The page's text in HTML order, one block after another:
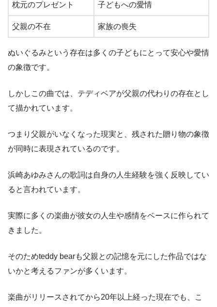
枕元のプレゼント 子どもへの愛情
父親の不在 家族の喪失
ぬいぐるみという存在は多くの子どもにとって安心や愛情
の象徴です。
しかしこの曲では、テディベアが父親の代わりの存在とし
て描かれています。
つまり父親がいなくなった現実と、残された贈り物の象徴
が同時に表現されているのです。
浜崎あゆみさんの歌詞は自身の人生経験を強く反映してい
ると言われています。
実際に多くの楽曲が彼女の人生や感情をベースに作られて
きました。
そのためteddy bearも父親との記憶を元にした作品ではな
いかと考えるファンが多くいます。
楽曲がリリースされてから20年以上経った現在でも、こ